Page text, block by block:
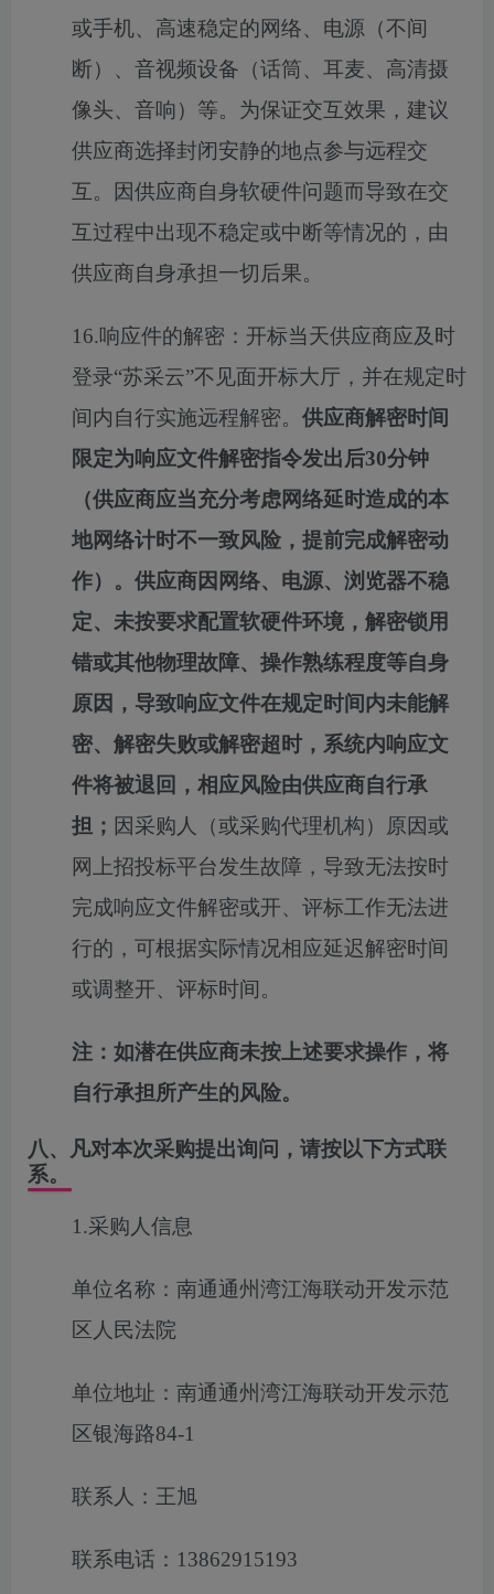
或手机、高速稳定的网络、电源（不间
断）、音视频设备（话筒、耳麦、高清摄
像头、音响）等。为保证交互效果，建议
供应商选择封闭安静的地点参与远程交
互。因供应商自身软硬件问题而导致在交
互过程中出现不稳定或中断等情况的，由
供应商自身承担一切后果。
16.响应件的解密：开标当天供应商应及时
登录“苏采云”不见面开标大厅，并在规定时
间内自行实施远程解密。 供应商解密时间
限定为响应文件解密指令发出后30分钟
（供应商应当充分考虑网络延时造成的本
地网络计时不一致风险，提前完成解密动
作）。 供应商因网络、电源、浏览器不稳
定、未按要求配置软硬件环境，解密锁用
错或其他物理故障、操作熟练程度等自身
原因，导致响应文件在规定时间内未能解
密、解密失败或解密超时，系统内响应文
件将被退回，相应风险由供应商自行承
担； 因采购人（或采购代理机构）原因或
网上招投标平台发生故障，导致无法按时
完成响应文件解密或开、评标工作无法进
行的，可根据实际情况相应延迟解密时间
或调整开、评标时间。
注：如潜在供应商未按上述要求操作，将
自行承担所产生的风险。
八、凡对本次采购提出询问，请按以下方式联
系。
1.采购人信息
单位名称：南通通州湾江海联动开发示范
区人民法院
单位地址：南通通州湾江海联动开发示范
区银海路84-1
联系人：王旭
联系电话：13862915193